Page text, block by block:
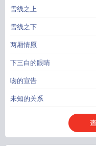
电影看不见的风景许嵩 看不见
吹看不见的风景观后感 看不见
风景歌词看不见的风景电影在线
雪线之上
雪线之下
两厢情愿
下三白的眼睛
吻的宣告
未知的关系